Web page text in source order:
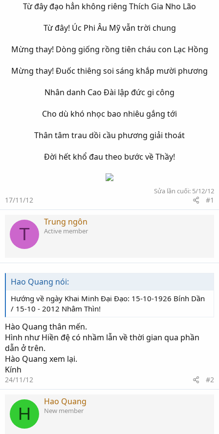
Từ đây đạo hẳn không riêng Thích Gia Nho Lão​
Từ đây! Úc Phi Âu Mỹ vẫn trời chung​
Mừng thay! Dòng giống rồng tiên cháu con Lạc Hồng
Mừng thay! Đuốc thiêng soi sáng khắp mười phương​
Nhân danh Cao Đài lập đức gi công​
Cho dù khó nhọc bao nhiêu gắng tới​
Thân tâm trau dồi cầu phương giải thoát
Đời hết khổ đau theo bước về Thầy!​
Sửa lần cuối: 5/12/12
17/11/12 #1
T
Trung ngôn
Active member
Hao Quang nói:
Hướng về ngày Khai Minh Đại Đạo: 15-10-1926 Bính Dần
/ 15-10 - 2012 Nhâm Thìn!
Hào Quang thân mến.
Hình như Hiền đệ có nhầm lẫn về thời gian qua phần
dẫn ở trên.
Hào Quang xem lại.
Kính
24/11/12 #2
H
Hao Quang
New member